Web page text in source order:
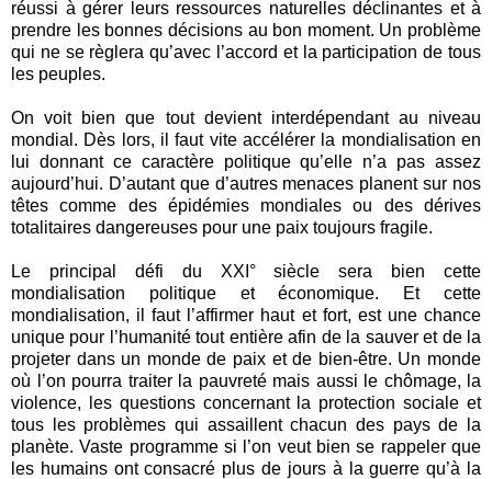
réussi à gérer leurs ressources naturelles déclinantes et à
prendre les bonnes décisions au bon moment. Un problème
qui ne se règlera qu’avec l’accord et la participation de tous
les peuples.
On voit bien que tout devient interdépendant au niveau
mondial. Dès lors, il faut vite accélérer la mondialisation en
lui donnant ce caractère politique qu’elle n’a pas assez
aujourd’hui. D’autant que d’autres menaces planent sur nos
têtes comme des épidémies mondiales ou des dérives
totalitaires dangereuses pour une paix toujours fragile.
Le principal défi du XXI° siècle sera bien cette
mondialisation politique et économique. Et cette
mondialisation, il faut l’affirmer haut et fort, est une chance
unique pour l’humanité tout entière afin de la sauver et de la
projeter dans un monde de paix et de bien-être. Un monde
où l’on pourra traiter la pauvreté mais aussi le chômage, la
violence, les questions concernant la protection sociale et
tous les problèmes qui assaillent chacun des pays de la
planète. Vaste programme si l’on veut bien se rappeler que
les humains ont consacré plus de jours à la guerre qu’à la